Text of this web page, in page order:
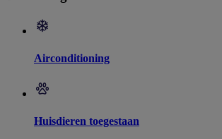
Airconditioning
Huisdieren toegestaan